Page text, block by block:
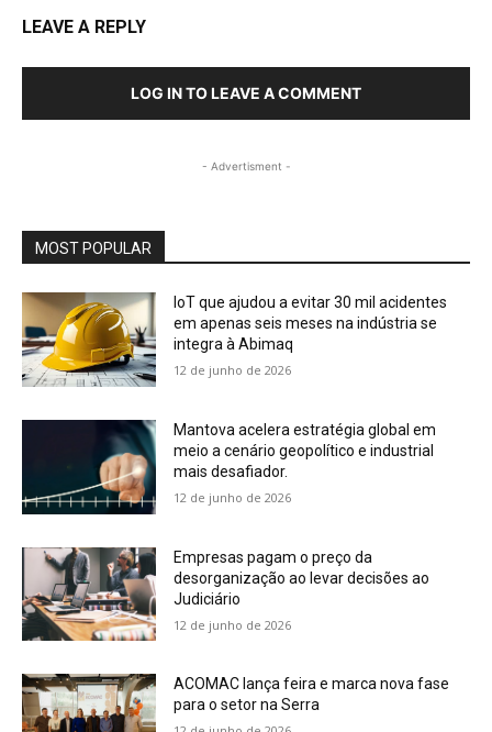
LEAVE A REPLY
LOG IN TO LEAVE A COMMENT
- Advertisment -
MOST POPULAR
IoT que ajudou a evitar 30 mil acidentes
em apenas seis meses na indústria se
integra à Abimaq
12 de junho de 2026
Mantova acelera estratégia global em
meio a cenário geopolítico e industrial
mais desafiador.
12 de junho de 2026
Empresas pagam o preço da
desorganização ao levar decisões ao
Judiciário
12 de junho de 2026
ACOMAC lança feira e marca nova fase
para o setor na Serra